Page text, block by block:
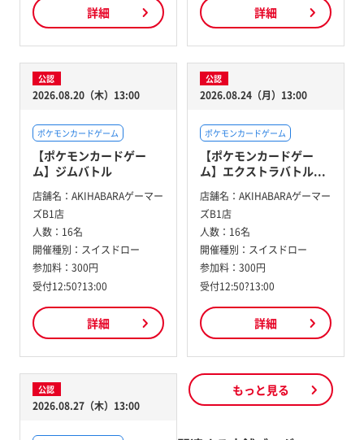
詳細 詳細
公認
2026.08.20（木）13:00
ポケモンカードゲーム
【ポケモンカードゲー
ム】ジムバトル
店舗名： AKIHABARAゲーマー
ズB1店
人数： 16名
開催種別： スイスドロー
参加料： 300円
受付12:50?13:00
詳細
公認
2026.08.24（月）13:00
ポケモンカードゲーム
【ポケモンカードゲー
ム】エクストラバトル...
店舗名： AKIHABARAゲーマー
ズB1店
人数： 16名
開催種別： スイスドロー
参加料： 300円
受付12:50?13:00
詳細
公認
2026.08.27（木）13:00
もっと見る